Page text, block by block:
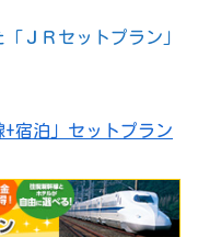
ＪＲセットプラン」
宿泊」セットプラン